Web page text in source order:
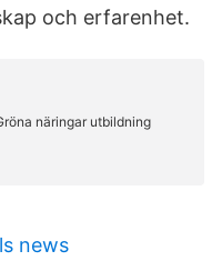
och erfarenhet.
news